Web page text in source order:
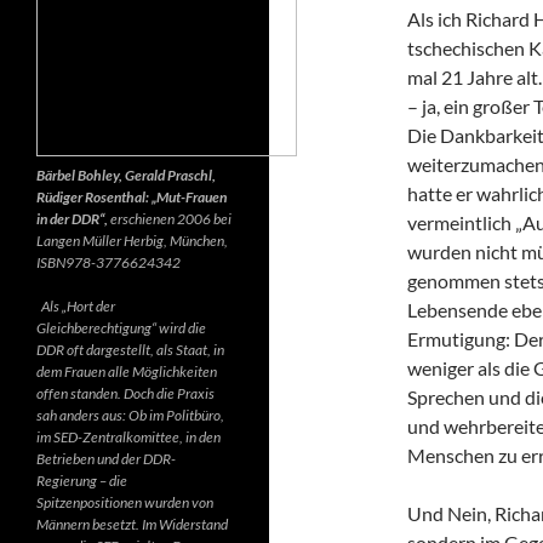
Als ich Richard
tschechischen
mal 21 Jahre
– ja, ein großer
Die
hatte er
vermeintlich
wurden nicht
genommen
Lebensende
Ermutigung:
weniger als die
Sprechen und
und
Menschen zu
Und Nein,
Bärbel Bohley, Gerald Praschl,
Rüdiger Rosenthal: „Mut-Frauen
in der DDR“, erschienen 2006 bei
Langen Müller Herbig, München,
ISBN978-3776624342
Als „Hort der
Gleichberechtigung“ wird die
DDR oft dargestellt, als Staat, in
dem Frauen alle Möglichkeiten
offen standen. Doch die Praxis
sah anders aus: Ob im Politbüro,
im SED-Zentralkomittee, in den
Betrieben und der DDR-
Regierung – die
Spitzenpositionen wurden von
Männern besetzt. Im Widerstand